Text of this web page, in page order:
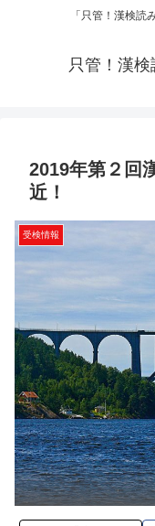
「只管！漢検読
只管！漢
2019年第２回
近！
受検情報